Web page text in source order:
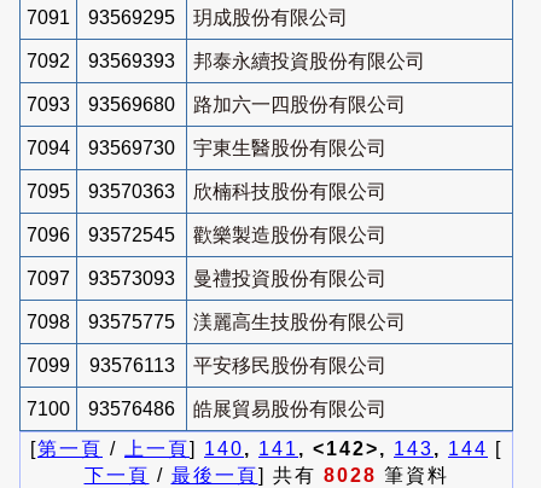
7091 93569295 玥成股份有限公司
7092 93569393 邦泰永續投資股份有限公司
7093 93569680 路加六一四股份有限公司
7094 93569730 宇東生醫股份有限公司
7095 93570363 欣楠科技股份有限公司
7096 93572545 歡樂製造股份有限公司
7097 93573093 曼禮投資股份有限公司
7098 93575775 渼麗高生技股份有限公司
7099 93576113 平安移民股份有限公司
7100 93576486
皓展貿易股份有限公司
[第一頁 / 上一頁] 140, 141 , <142>, 143, 144 [
下一頁 / 最後一頁] 共有 8028 筆資料